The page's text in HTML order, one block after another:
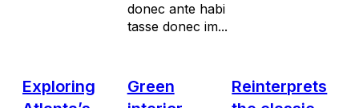
donec ante habi
tasse donec im...
Exploring
Green
Reinterprets